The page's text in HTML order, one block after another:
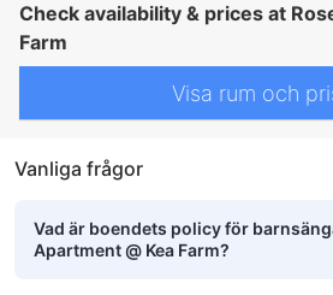
Check availability & prices at
Farm
Visa rum och
Vanliga frågor
Vad är boendets policy för
Apartment @ Kea Farm?